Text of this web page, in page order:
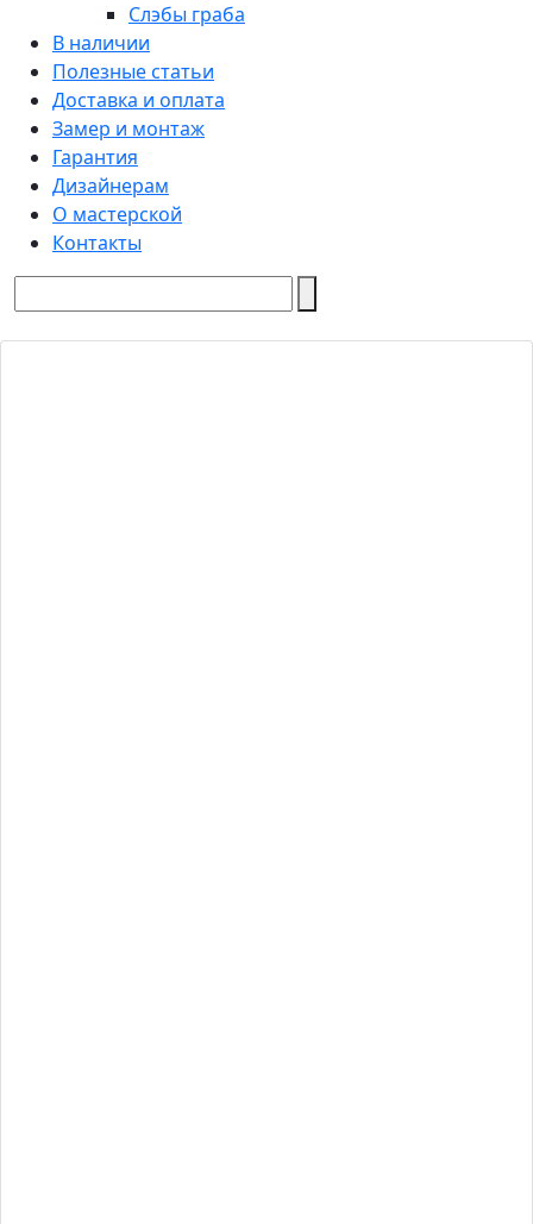
Слэбы граба
В наличии
Полезные статьи
Доставка и оплата
Замер и монтаж
Гарантия
Дизайнерам
О мастерской
Контакты